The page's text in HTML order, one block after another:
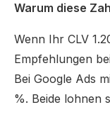
Warum diese
Wenn Ihr CLV
Empfehlungen
Bei Google Ads
%. Beide lohnen